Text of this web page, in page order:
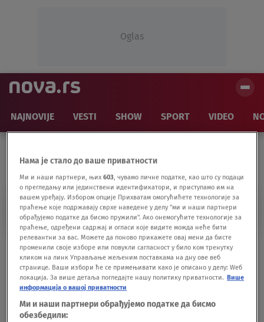
Oglas
NAJNOVIJE VESTI SHOW SPORT VIDEO
KAJL LAURI
Čuveni plej ostaje u Filadelfiji - ima 38
godina i zna kako se osvaja NBA prsten
KOŠARKA 12.07.24.
Jović dobio novog saigrača: Majami
trejdovao iskusnog Laurija, stiglo
Нама је стало до ваше приватности
Ми и наши партнери, њих603, чувамо личне податке, као што су подаци
о прегледању или јединствени идентификатори, и приступамо им на
вашем уређају. Избором опције Прихватам омогућићете технологије за
праћење које подржавају сврхе наведене у делу "ми и наши партнери
обрађујемо податке да бисмо пружили". Ако онемогућите технологије за
праћење, одређени садржај и огласи које видите можда неће бити
релевантни за вас. Можете да поново прикажете овај мени да бисте
променили своје изборе или повукли сагласност у било ком тренутку
кликом на линк Управљање жељеним поставкама на дну ове веб
странице. Ваши избори ће се примењивати како је описано у делу: Wеб
локација. За више детаља погледајте нашу политику приватности. Више
информација о вашој приватности
Ми и наши партнери обрађујемо податке да бисмо
обезбедили: